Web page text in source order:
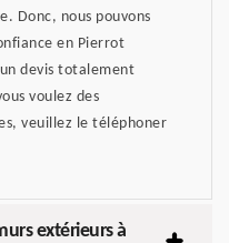
Donc, nous pouvons
en Pierrot
devis totalement
voulez des
veuillez le téléphoner
extérieurs à